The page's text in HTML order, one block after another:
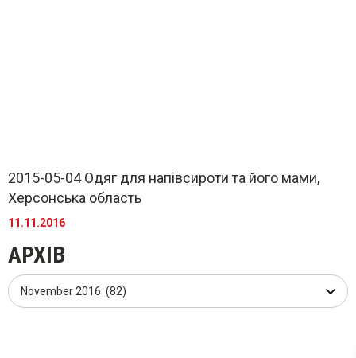
2015-05-04 Одяг для напівсироти та його мами,
Херсонська область
11.11.2016
АРХІВ